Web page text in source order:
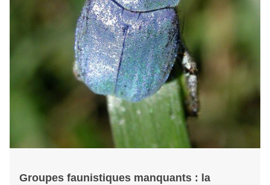
Groupes faunistiques manquants : la